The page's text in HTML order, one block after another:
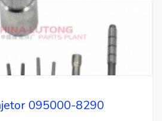
095000-8290